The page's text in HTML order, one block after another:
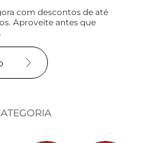
com descontos de até
Aproveite antes que